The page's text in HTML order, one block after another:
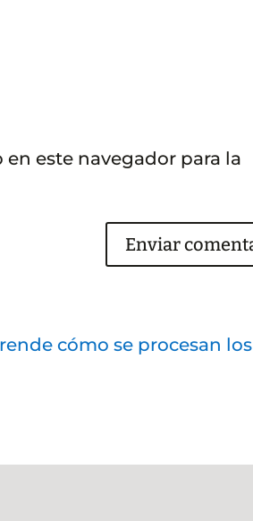
este navegador para la
cómo se procesan los